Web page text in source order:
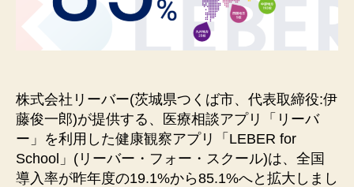
株式会社リーバー(茨城県つくば市、代表取締役:伊
藤俊⼀郎)が提供する、医療相談アプリ「リーバ
ー」を利⽤した健康観察アプリ「LEBER for
School」(リーバー・フォー・スクール)は、全国
導⼊率が昨年度の19.1%から85.1%へと拡⼤しまし